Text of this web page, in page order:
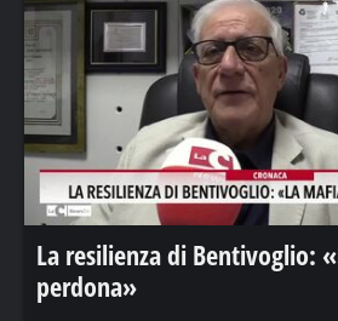
La resilienza di Bentivoglio:
perdona»